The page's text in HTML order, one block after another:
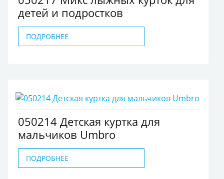
детей и подростков
ПОДРОБНЕЕ
050214 Детская куртка для
мальчиков Umbro
ПОДРОБНЕЕ